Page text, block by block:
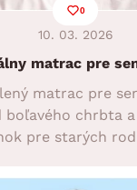
0
10. 03. 2026
matrac pre
matrac pre
boľavého chrbta
pre starých
podporí